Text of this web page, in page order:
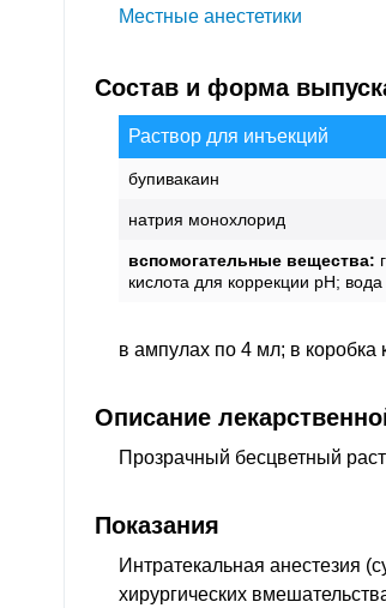
Местные анестетики
Состав и форма
Раствор для инъекций
бупивакаин
натрия монохлорид
вспомогательные вещества:
кислота для коррекции pH;
в ампулах по 4 мл; в коробка
Описание
Прозрачный бесцветный
Показания
Интратекальная анестезия
хирургических